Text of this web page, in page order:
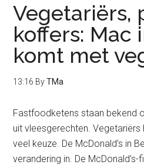
Vegetariërs,
koffers: Mac
komt met
13:16 ByTMa
Fastfoodketens staan bekend
uit vleesgerechten.
veel keuze. De McDonald’s in
verandering in. De